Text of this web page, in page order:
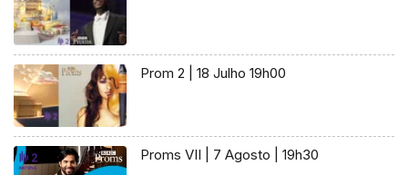
Prom 2 | 18 Julho 19h00
Proms VII | 7 Agosto | 19h30